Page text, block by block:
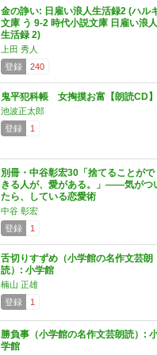
金の諍い: 日雇い浪人生活録2 (ハル
文庫 う 9-2 時代小説文庫 日雇い浪人
生活録 2)
上田 秀人
登録
240
鬼平犯科帳 女掏摸お富【朗読CD】
池波正太郎
登録
1
別冊・中谷彰宏30「捨てることがで
きる人が、愛がある。」――気がつ
たら、している恋愛術
中谷 彰宏
登録
1
舌切りすずめ（小学館の名作文芸朗
読）: 小学館
楠山 正雄
登録
1
勝負事（小学館の名作文芸朗読）:
学館